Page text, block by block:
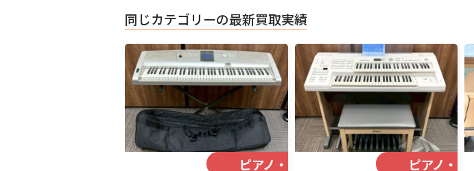
同じカテゴリーの最新買取実績
ピアノ・楽器 ピアノ・楽器